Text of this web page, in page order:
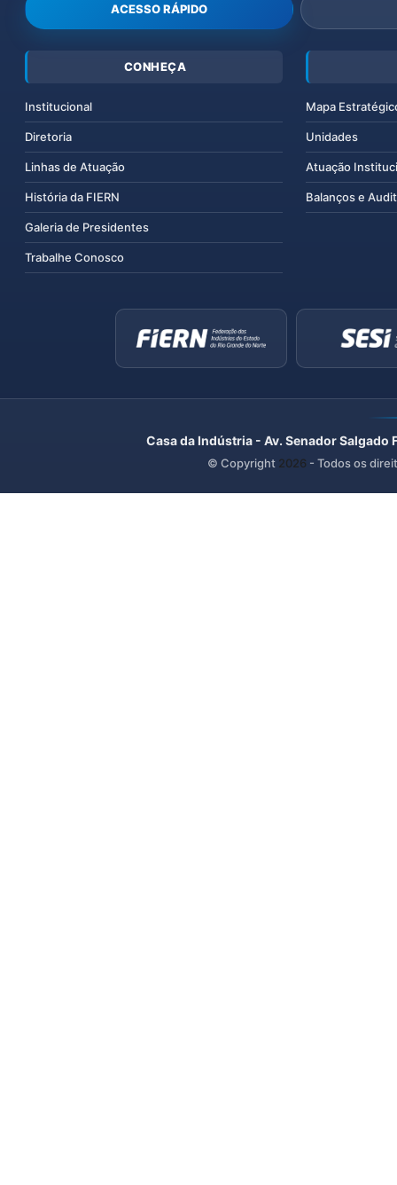
ACESSO RÁPIDO
CONHEÇA
Institucional
Diretoria
Linhas de Atuação
História da FIERN
Galeria de Presidentes
Trabalhe Conosco
Mapa
Unidades
Atuação
Balanços e
Casa da Indústria - Av. Senador
© Copyright 2026 - Todos os